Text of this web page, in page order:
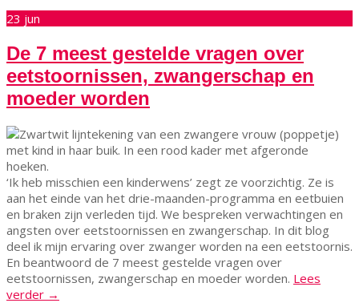
23 jun
De 7 meest gestelde vragen over
eetstoornissen, zwangerschap en
moeder worden
‘Ik heb misschien een kinderwens’ zegt ze voorzichtig. Ze is
aan het einde van het drie-maanden-programma en eetbuien
en braken zijn verleden tijd. We bespreken verwachtingen en
angsten over eetstoornissen en zwangerschap. In dit blog
deel ik mijn ervaring over zwanger worden na een eetstoornis.
En beantwoord de 7 meest gestelde vragen over
eetstoornissen, zwangerschap en moeder worden. Lees
verder →